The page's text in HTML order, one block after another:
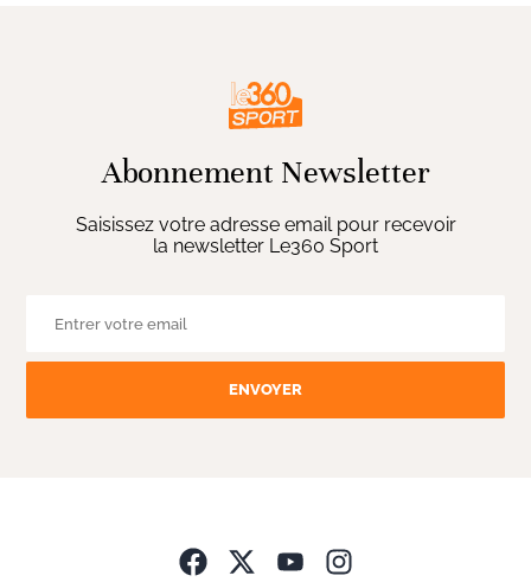
Abonnement Newsletter
Saisissez votre adresse email pour recevoir
la newsletter Le360 Sport
ENVOYER